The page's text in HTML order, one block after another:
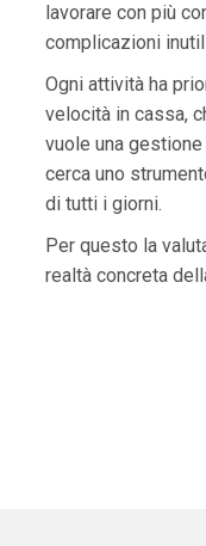
lavorare con più
complicazioni
Ogni attività ha
velocità in cassa,
vuole una
cerca uno
di tutti i giorni.
Per questo la
realtà concreta